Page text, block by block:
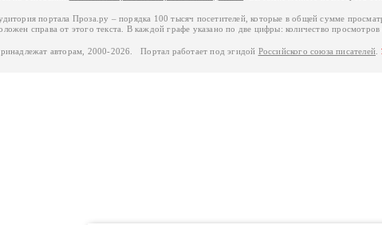
портала Проза.ру – порядка 100 тысяч посетителей, которые в общей сумме
справа от этого текста. В каждой графе указано по две цифры: количество просмотров
авторам, 2000-2026. Портал работает под эгидой Российского союза писателей